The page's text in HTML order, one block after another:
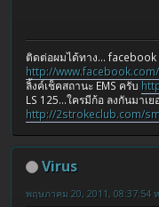
ติดต่อผมได้ทาง... facebook
http://
ลิ้งค์เช็คสถานะ EMS ครับ
LS 125...ใครมีก้อ ลงกันมาเ
http://2strokeclub.com/
Virus
พฤษภาคม 20, 2011, 08:37:54